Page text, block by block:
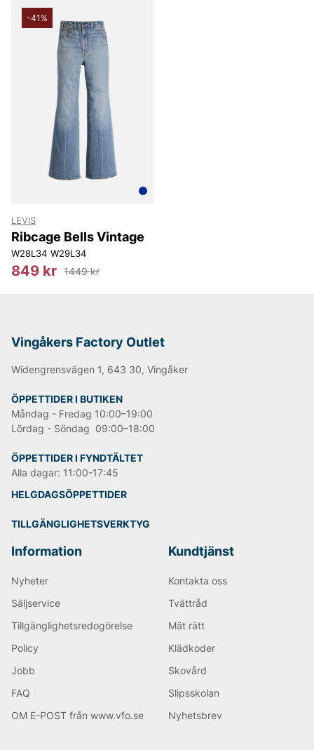
klädesplagg och tillbehör. Den mest kända
jeansmodellen är
runt om i världen.
Informationen är hämtad från Wikipedia.
Andra populära varumärken:
Björn Borg
-41%
LEVIS
Ribcage Bells Vintage
W28L34 W29L34
849 kr 1449 kr
Vingåkers Factory Outlet
Widengrensvägen 1, 643 30, Vingåker
ÖPPETTIDER I BUTIKEN
Måndag - Fredag 10:00–19:00
Lördag - Söndag 09:00–18:00
ÖPPETTIDER I FYNDTÄLTET
Alla dagar: 11:00-17:45
HELGDAGSÖPPETTIDER
TILLGÄNGLIGHETSVERKTYG
Information
Nyheter
Säljservice
Tillgänglighetsredogörelse
Policy
Jobb
FAQ
OM E-POST från www.vfo.se
Kundtjänst
Kontakta oss
Tvättråd
Mät rätt
Klädkoder
Skovård
Slipsskolan
Nyhetsbrev